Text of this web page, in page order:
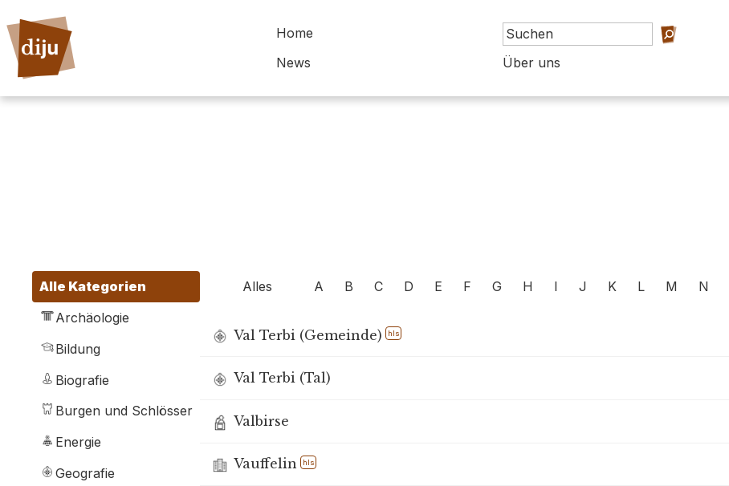
Home
News
Über uns
Alle Kategorien
Archäologie
Bildung
Biografie
Burgen und Schlösser
Energie
Geografie
Alles A B C D E F G H I J K L M N
Val Terbi (Gemeinde) hls
Val Terbi (Tal)
Valbirse
Vauffelin hls